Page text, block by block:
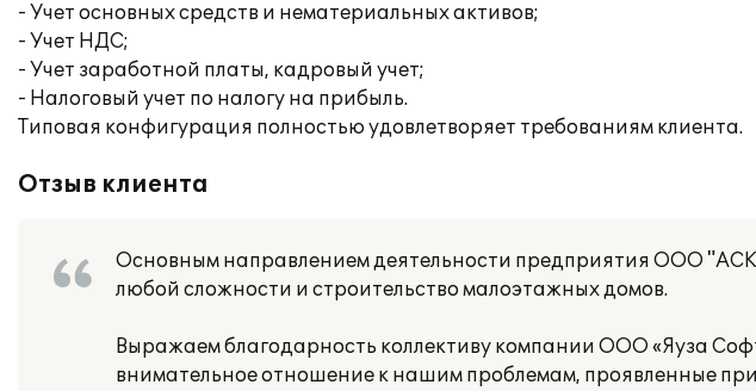
- Учет основных средств и нематериальных активов;
- Учет НДС;
- Учет заработной платы, кадровый учет;
- Налоговый учет по налогу на прибыль.
Типовая конфигурация полностью удовлетворяет требованиям клиента.
Отзыв клиента
Основным направлением деятельности предприятия ООО
любой сложности и строительство малоэтажных домов.
Выражаем благодарность коллективу компании ООО «Яуза
внимательное отношение к нашим проблемам, проявленные